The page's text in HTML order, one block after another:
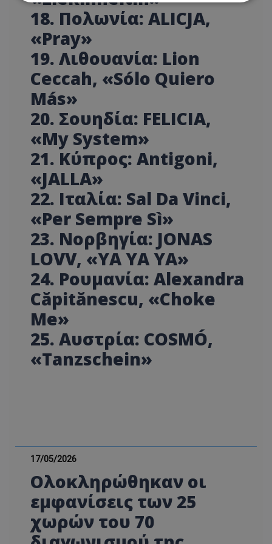
18. Πολωνία: ALICJA,
«Pray»
19. Λιθουανία: Lion
Ceccah, «Sólo Quiero
Más»
20. Σουηδία: FELICIA,
«My System»
21. Κύπρος: Antigoni,
«JALLA»
22. Ιταλία: Sal Da Vinci,
«Per Sempre Sì»
23. Νορβηγία: JONAS
LOVV, «YA YA YA»
24. Ρουμανία: Alexandra
Căpitănescu, «Choke
Me»
25. Αυστρία: COSMÓ,
«Tanzschein»
17/05/2026
Ολοκληρώθηκαν οι
εμφανίσεις των 25
χωρών του 70
Απολύτως απαραίτητα
Απόδοσης
Στόχευσης
Μη ταξινομημένα
Τα απολύτως απαραίτητα cookies επιτρέπουν
βασικές λειτουργίες του ιστότοπου, όπως τη
σύνδεση χρήστη και τη διαχείριση λογαριασμού.
Ο ιστότοπος δεν μπορεί να χρησιμοποιηθεί σωστά
χωρίς τα απολύτως απαραίτητα cookies.
Ονοματεπώνυμο
usprivacy
.lifenewscy.tothemaonline.com
ASP.NET_SessionId
Microsoft Corporation
VISITOR_PRIVACY_METADATA